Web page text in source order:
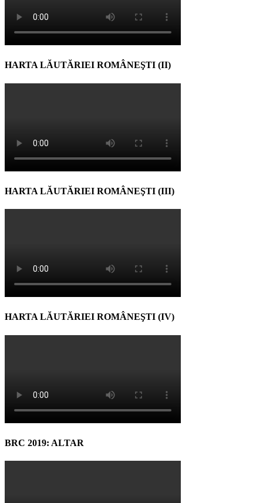
HARTA LĂUTĂRIEI ROMÂNEŞTI (II)
HARTA LĂUTĂRIEI ROMÂNEŞTI (III)
HARTA LĂUTĂRIEI ROMÂNEŞTI (IV)
BRC 2019: ALTAR